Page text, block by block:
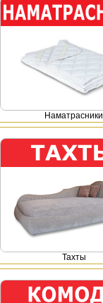
Наматрасники
Тахты